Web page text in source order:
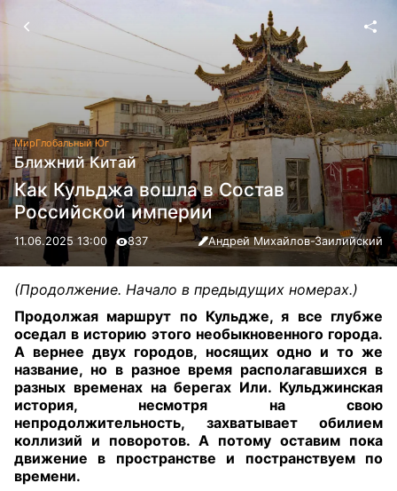
МирГлобальный Юг
Ближний Китай
Как Кульджа вошла в Состав
Российской империи
11.06.2025 13:00 837 Андрей Михайлов-Заилийский
(Продолжение. Начало в предыдущих номерах.)
Продолжая маршрут по Кульдже, я все глубже
оседал в историю этого необыкновенного города.
А вернее двух городов, носящих одно и то же
название, но в разное время располагавшихся в
разных временах на берегах Или. Кульджинская
история, несмотря на свою
непродолжительность, захватывает обилием
коллизий и поворотов. А потому оставим пока
движение в пространстве и постранствуем по
времени.